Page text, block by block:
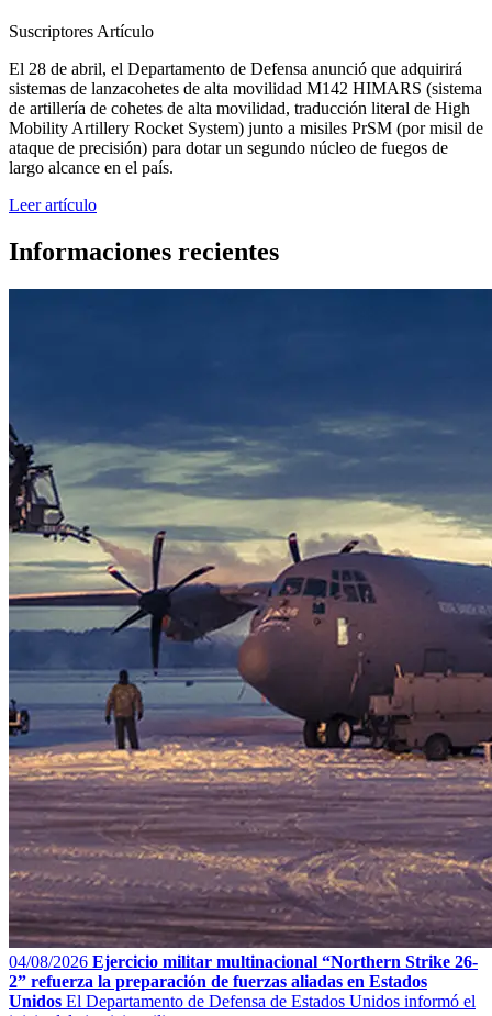
Suscriptores Artículo
El 28 de abril, el Departamento de Defensa anunció que adquirirá
sistemas de lanzacohetes de alta movilidad M142 HIMARS (sistema
de artillería de cohetes de alta movilidad, traducción literal de High
Mobility Artillery Rocket System) junto a misiles PrSM (por misil de
ataque de precisión) para dotar un segundo núcleo de fuegos de
largo alcance en el país.
Leer artículo
Informaciones recientes
04/08/2026 Ejercicio militar multinacional “Northern Strike 26-
2” refuerza la preparación de fuerzas aliadas en Estados
Unidos El Departamento de Defensa de Estados Unidos informó el